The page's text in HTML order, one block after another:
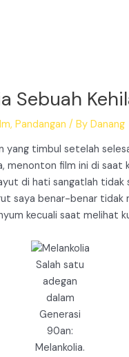
Sebuah
,Pandangan / ByDanang
yang timbul setelah
menonton film ini di saat
di hati sangatlah tidak
saya benar-benar tidak
kecuali saat melihat
Salah satu
adegan
dalam
Generasi
90an:
Melankolia.